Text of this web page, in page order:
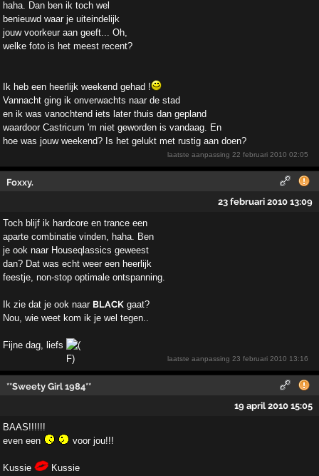
haha. Dan ben ik toch wel
benieuwd waar je uiteindelijk
jouw voorkeur aan geeft... Oh,
welke foto is het meest recent?
Ik heb een heerlijk weekend gehad !
Vannacht ging ik onverwachts naar de stad
en ik was vanochtend iets later thuis dan gepland
waardoor Castricum 'm niet geworden is vandaag. En
hoe was jouw weekend? Is het gelukt met rustig aan doen?
laatste aanpassing22 februari 2010 02:05
Foxxy.
23 februari 2010 13:09
Toch blijf ik hardcore en trance een
aparte combinatie vinden, haha. Ben
je ook naar Houseqlassics geweest
dan? Dat was echt weer een heerlijk
feestje, non-stop optimale ontspanning.
Ik zie dat je ook naar BLACKgaat?
Nou, wie weet kom ik je wel tegen..
Fijne dag, liefs
laatste aanpassing23 februari 2010 13:16
**Sweety Girl 1984**
19 april 2010 15:05
BAAS!!!!!!
even een
voor jou!!!
Kussie Kussie